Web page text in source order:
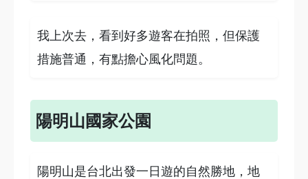
我上次去，看到好多遊客在拍照，但保護
措施普通，有點擔心風化問題。
陽明山國家公園
陽明山是台北出發一日遊的自然勝地，地